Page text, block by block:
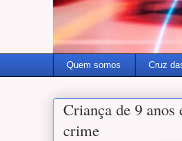
Quem somos Cruz
Criança de 9
crime